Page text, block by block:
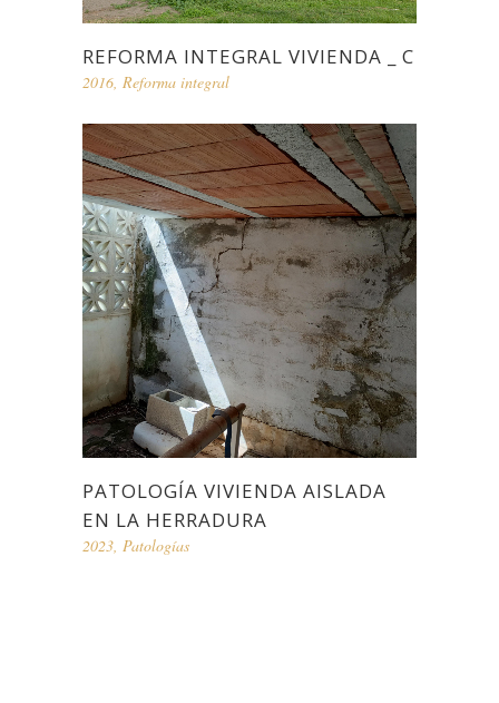
REFORMA INTEGRAL VIVIENDA _ C
2016, Reforma integral
PATOLOGÍA VIVIENDA AISLADA
EN LA HERRADURA
2023, Patologías